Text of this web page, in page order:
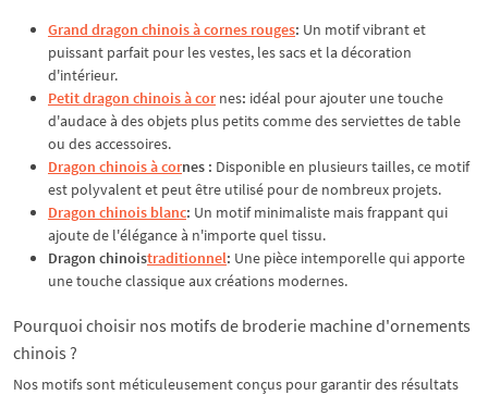
Grand dragon chinois à cornes rouges: Un motif vibrant et
puissant parfait pour les vestes, les sacs et la décoration
d'intérieur.
Petit dragon chinois à cor nes: idéal pour ajouter une touche
d'audace à des objets plus petits comme des serviettes de table
ou des accessoires.
Dragon chinois à cornes : Disponible en plusieurs tailles, ce motif
est polyvalent et peut être utilisé pour de nombreux projets.
Dragon chinois blanc: Un motif minimaliste mais frappant qui
ajoute de l'élégance à n'importe quel tissu.
Dragon chinoistraditionnel: Une pièce intemporelle qui apporte
une touche classique aux créations modernes.
Pourquoi choisir nos motifs de broderie machine d'ornements
chinois ?
Nos motifs sont méticuleusement conçus pour garantir des résultats